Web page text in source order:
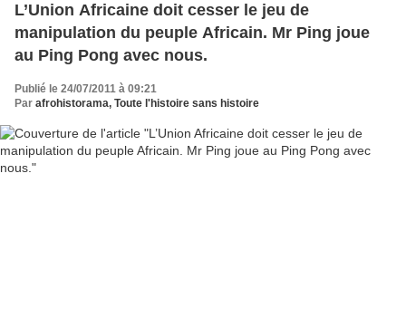
L’Union Africaine doit cesser le jeu de
manipulation du peuple Africain. Mr Ping joue
au Ping Pong avec nous.
Publié le 24/07/2011 à 09:21
Par afrohistorama, Toute l'histoire sans histoire